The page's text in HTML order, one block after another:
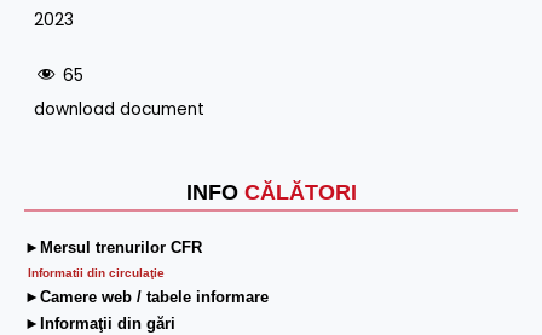
INFO CĂLĂTORI
►Mersul trenurilor CFR
Informatii din circulaţie
►Camere web / tabele informare
►Informaţii din gări
2023
65
download document